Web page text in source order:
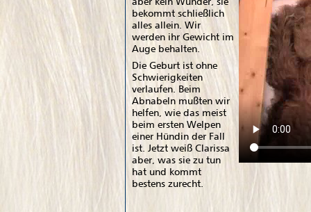
bekommt schließlich
alles allein. Wir
werden ihr Gewicht im
Auge behalten.
Die Geburt ist ohne
Schwierigkeiten
verlaufen. Beim
Abnabeln mußten wir
helfen, wie das meist
beim ersten Welpen
einer Hündin der Fall
ist. Jetzt weiß Clarissa
aber, was sie zu tun
hat und kommt
bestens zurecht.